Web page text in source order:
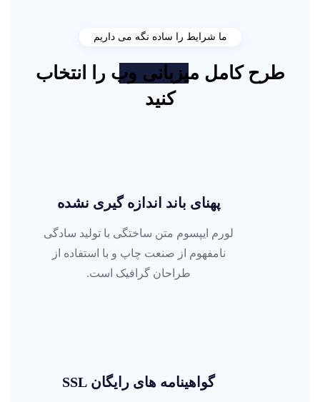
ما شرایط را ساده نگه می داریم
طرح کامل میزبانی وب را انتخاب
کنید
پهنای باند اندازه گیری نشده
لورم ایپسوم متن ساختگی با تولید سادگی
نامفهوم از صنعت چاپ و با استفاده از
طراحان گرافیک است.
گواهینامه های رایگان SSL